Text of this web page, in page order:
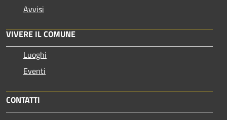
Avvisi
VIVERE IL COMUNE
Luoghi
Eventi
CONTATTI